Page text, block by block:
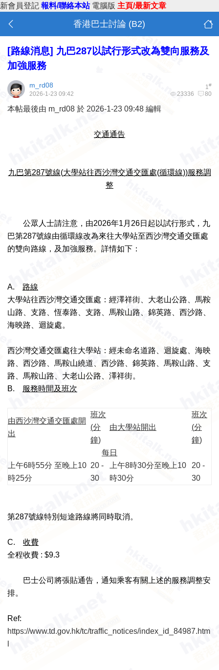
新會員登記 報料/聯絡本站 電腦版 主頁/最新文章
香港巴士討論 (B2)
[路線消息] 九巴287以試行形式改為雙向服務及
加強服務
1#
m_rd08
23336 80
2026-1-23 09:42
本帖最後由 m_rd08 於 2026-1-23 09:48 編輯
交通通告
九巴第287號線(大學站往西沙灣交通交匯處(循環線))服務調
整
公眾人士請注意，由2026年1月26日起以試行形式，九
巴第287號線由循環線改為來往大學站至西沙灣交通交匯處
的雙向路線，及加強服務。詳情如下：
A. 路線
大學站往西沙灣交通交匯處：經澤祥街、大老山公路、馬鞍
山路、支路、恆泰路、支路、馬鞍山路、錦英路、西沙路、
海映路、迴旋處。
西沙灣交通交匯處往大學站：經未命名道路、迴旋處、海映
路、西沙路、馬鞍山繞道、西沙路、錦英路、馬鞍山路、支
路、馬鞍山路、大老山公路、澤祥街。
B.
服務時間及班次
由西沙灣交通交匯處開
出
班次
(分
鐘)
由大學站開出
班次
(分
鐘)
每日
上午6時55分 至晚上10
時25分
20 -
30
上午8時30分至晚上10
時30分
20 -
30
第287號線特別短途路線將同時取消。
C. 收費
全程收費 : $9.3
巴士公司將張貼通告，通知乘客有關上述的服務調整安
排。
Ref:
https://www.td.gov.hk/tc/traffic_notices/index_id_84987.htm